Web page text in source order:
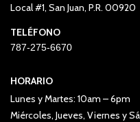
Local #1, San Juan, P.R. 00920
TELÉFONO
787-275-6670
HORARIO
Lunes y Martes: 10am – 6pm
Miércoles, Jueves, Viernes y